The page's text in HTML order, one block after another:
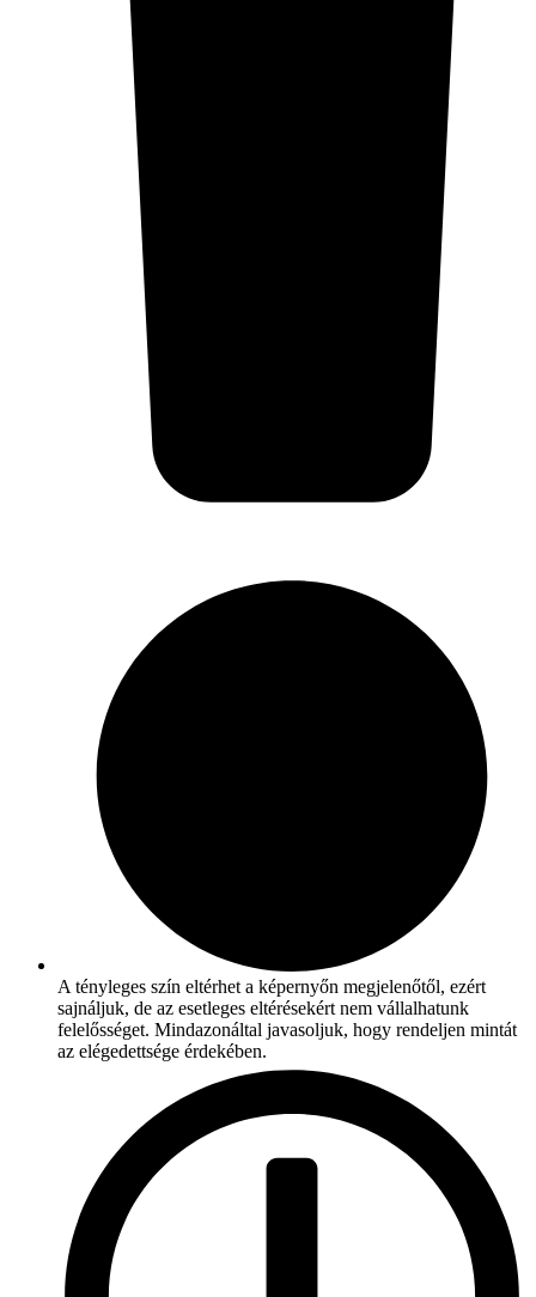
A tényleges szín eltérhet a képernyőn megjelenőtől, ezért
sajnáljuk, de az esetleges eltérésekért nem vállalhatunk
felelősséget. Mindazonáltal javasoljuk, hogy rendeljen mintát
az elégedettsége érdekében.